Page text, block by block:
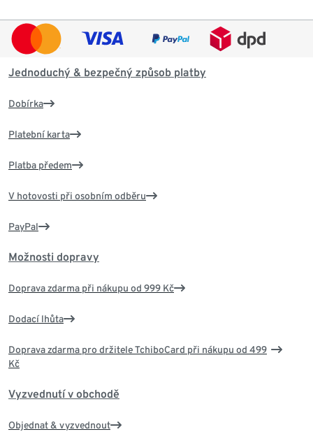
Jednoduchý & bezpečný způsob platby
Dobírka
Platební karta
Platba předem
V hotovosti při osobním odběru
PayPal
Možnosti dopravy
Doprava zdarma při nákupu od 999 Kč
Dodací lhůta
Doprava zdarma pro držitele TchiboCard při nákupu od 499
Kč
Vyzvednutí v obchodě
Objednat & vyzvednout